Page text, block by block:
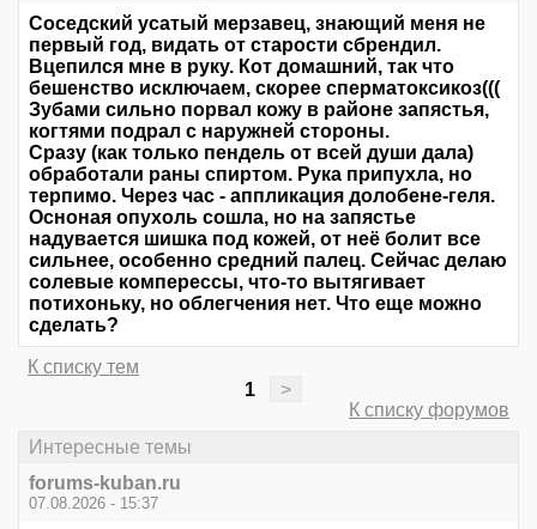
Соседский усатый мерзавец, знающий меня не
первый год, видать от старости сбрендил.
Вцепился мне в руку. Кот домашний, так что
бешенство исключаем, скорее сперматоксикоз(((
Зубами сильно порвал кожу в районе запястья,
когтями подрал с наружней стороны.
Сразу (как только пендель от всей души дала)
обработали раны спиртом. Рука припухла, но
терпимо. Через час - аппликация долобене-геля.
Осноная опухоль сошла, но на запястье
надувается шишка под кожей, от неё болит все
сильнее, особенно средний палец. Сейчас делаю
солевые комперессы, что-то вытягивает
потихоньку, но облегчения нет. Что еще можно
сделать?
К списку тем
1
>
К списку форумов
Интересные темы
forums-kuban.ru
07.08.2026 - 15:37